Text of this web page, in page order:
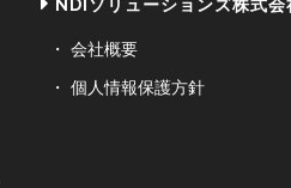
NDIソリューションズ株式会
会社概要
個人情報保護方針